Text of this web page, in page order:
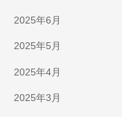
2025年6月
2025年5月
2025年4月
2025年3月